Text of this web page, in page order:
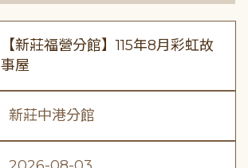
【新莊福營分館】115年8月彩虹故
事屋
新莊中港分館